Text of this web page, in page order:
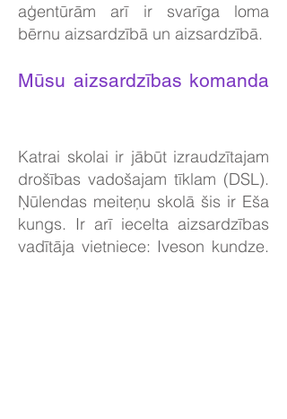
aģentūrām arī ir svarīga loma
bērnu aizsardzībā un aizsardzībā.
Mūsu aizsardzības komanda
Katrai skolai ir jābūt izraudzītajam
drošības vadošajam tīklam (DSL).
Ņūlendas meiteņu skolā šis ir Eša
kungs. Ir arī iecelta aizsardzības
vadītāja vietniece: Iveson kundze.